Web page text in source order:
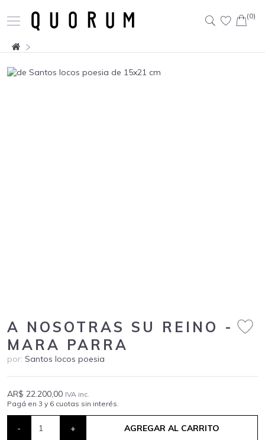
Buscar:
(0)
A NOSOTRAS SU REINO -
MARA PARRA
por: Santos locos poesia
AR$ 22.200,00 IVA inc.
Pagá en 3 y 6 cuotas sin interés.
- + AGREGAR AL CARRITO